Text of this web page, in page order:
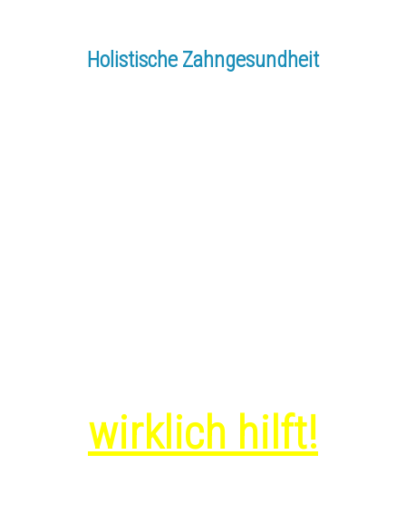
Holistische Zahngesundheit
wirklich hilft!